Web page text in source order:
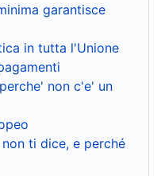
garantisce
in tutta l'Unione
non c'e' un
ti dice, e perché